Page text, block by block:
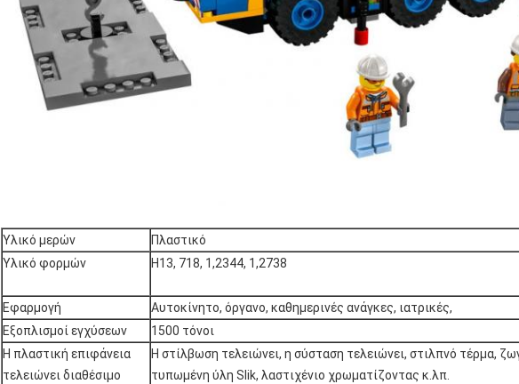
Υλικό μερών
Πλαστικό
Υλικό φορμών
H13, 718, 1,2344, 1,2738
Εφαρμογή
Αυτοκίνητο, όργανο, καθημερινές ανάγκες, ιατρικές,
Εξοπλισμοί εγχύσεων
1500 τόνοι
Η πλαστική επιφάνεια
τελειώνει διαθέσιμο
Η στίλβωση τελειώνει, η σύσταση τελειώνει, στιλπνό τέρμα,
τυπωμένη ύλη Slik, λαστιχένιο χρωματίζοντας κ.λπ.